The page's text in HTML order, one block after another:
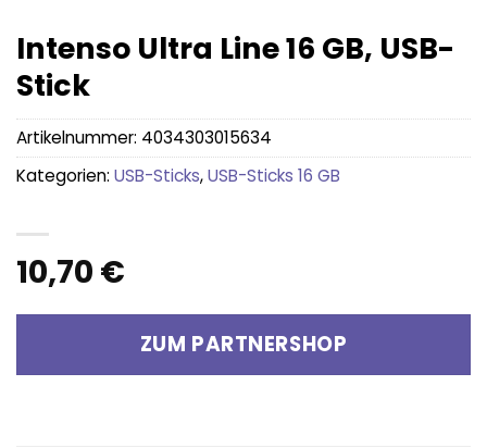
Intenso Ultra Line 16 GB, USB-
Stick
10,70 €
ZUM PARTNERSHOP
Artikelnummer: 4034303015634
Kategorien: USB-Sticks,USB-Sticks 16 GB